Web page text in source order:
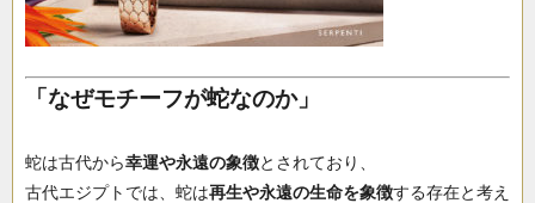
「なぜモチーフが蛇なのか」
蛇は古代から幸運や永遠の象徴とされており、
古代エジプトでは、蛇は再生や永遠の生命を象徴する存在と考え